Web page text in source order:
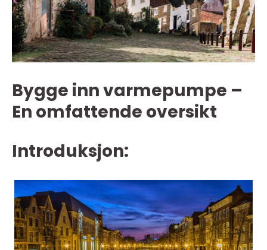
Bygge inn varmepumpe –
En omfattende oversikt
Introduksjon: